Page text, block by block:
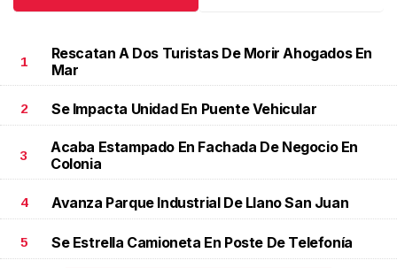
1
Rescatan A Dos Turistas De Morir Ahogados En
Mar
2 Se Impacta Unidad En Puente Vehicular
3
Acaba Estampado En Fachada De Negocio En
Colonia
4 Avanza Parque Industrial De Llano San Juan
5 Se Estrella Camioneta En Poste De Telefonía